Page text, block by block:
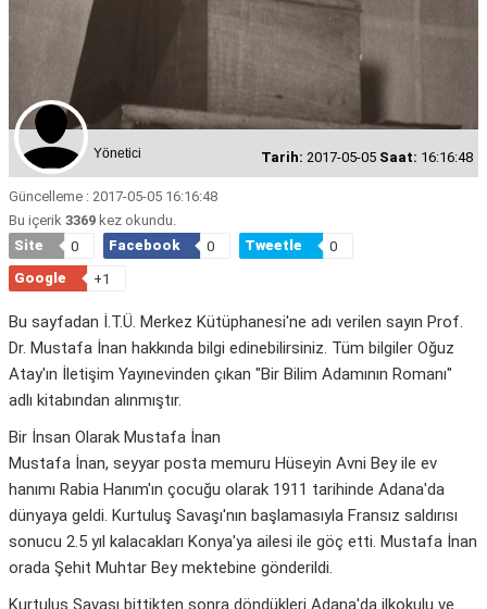
Yönetici Tarih: 2017-05-05 Saat: 16:16:48
Güncelleme : 2017-05-05 16:16:48
Bu içerik 3369 kez okundu.
Site
0 Facebook 0 Tweetle
0
Google
+1
Bu sayfadan İ.T.Ü. Merkez Kütüphanesi'ne adı verilen sayın Prof.
Dr. Mustafa İnan hakkında bilgi edinebilirsiniz. Tüm bilgiler Oğuz
Atay'ın İletişim Yayınevinden çıkan "Bir Bilim Adamının Romanı"
adlı kitabından alınmıştır.
Bir İnsan Olarak Mustafa İnan
Mustafa İnan, seyyar posta memuru Hüseyin Avni Bey ile ev
hanımı Rabia Hanım'ın çocuğu olarak 1911 tarihinde Adana'da
dünyaya geldi. Kurtuluş Savaşı'nın başlamasıyla Fransız saldırısı
sonucu 2.5 yıl kalacakları Konya'ya ailesi ile göç etti. Mustafa İnan
orada Şehit Muhtar Bey mektebine gönderildi.
Kurtuluş Savaşı bittikten sonra döndükleri Adana'da ilkokulu ve